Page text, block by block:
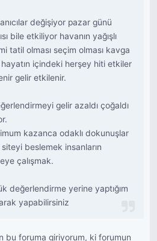
değişiyor pazar günü
bile etkiliyor havanın yağışlı
tatil olması seçim olması kavga
hayatın içindeki herşey hiti etkiler
gelir etkilenir.
gelir azaldı çoğaldı
kazanca odaklı dokunuşlar
beslemek insanların
çalışmak.
değerlendirme yerine yaptığım
yapabilirsiniz
bu foruma giriyorum, ki forumun